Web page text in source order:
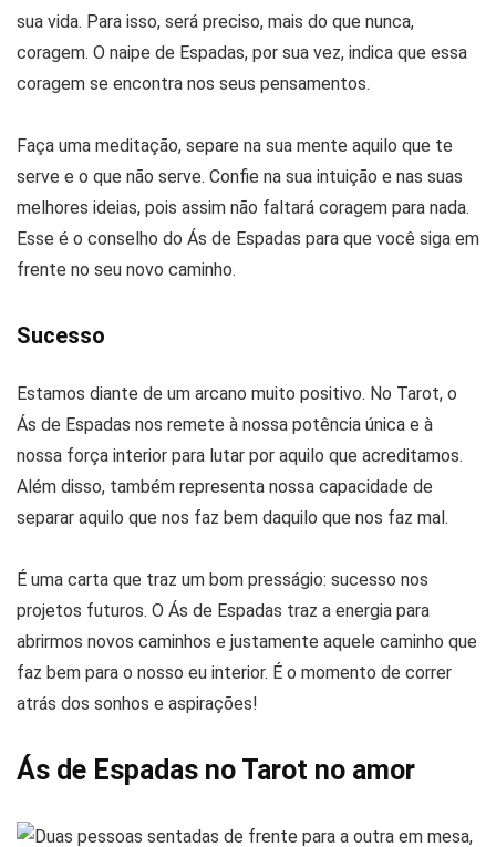
sua vida. Para isso, será preciso, mais do que nunca,
coragem. O naipe de Espadas, por sua vez, indica que essa
coragem se encontra nos seus pensamentos.
Faça uma meditação, separe na sua mente aquilo que te
serve e o que não serve. Confie na sua intuição e nas suas
melhores ideias, pois assim não faltará coragem para nada.
Esse é o conselho do Ás de Espadas para que você siga em
frente no seu novo caminho.
Sucesso
Estamos diante de um arcano muito positivo. No Tarot, o
Ás de Espadas nos remete à nossa potência única e à
nossa força interior para lutar por aquilo que acreditamos.
Além disso, também representa nossa capacidade de
separar aquilo que nos faz bem daquilo que nos faz mal.
É uma carta que traz um bom presságio: sucesso nos
projetos futuros. O Ás de Espadas traz a energia para
abrirmos novos caminhos e justamente aquele caminho que
faz bem para o nosso eu interior. É o momento de correr
atrás dos sonhos e aspirações!
Ás de Espadas no Tarot no amor